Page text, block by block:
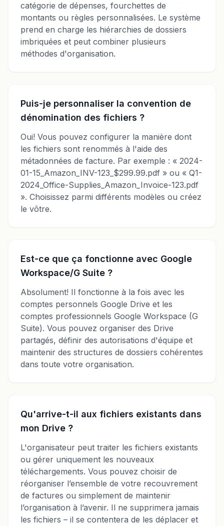
catégorie de dépenses, fourchettes de
montants ou règles personnalisées. Le système
prend en charge les hiérarchies de dossiers
imbriquées et peut combiner plusieurs
méthodes d'organisation.
Puis-je personnaliser la convention de
dénomination des fichiers ?
Oui! Vous pouvez configurer la manière dont
les fichiers sont renommés à l'aide des
métadonnées de facture. Par exemple : « 2024-
01-15_Amazon_INV-123_$299.99.pdf » ou « Q1-
2024_Office-Supplies_Amazon_Invoice-123.pdf
». Choisissez parmi différents modèles ou créez
le vôtre.
Est-ce que ça fonctionne avec Google
Workspace/G Suite ?
Absolument! Il fonctionne à la fois avec les
comptes personnels Google Drive et les
comptes professionnels Google Workspace (G
Suite). Vous pouvez organiser des Drive
partagés, définir des autorisations d'équipe et
maintenir des structures de dossiers cohérentes
dans toute votre organisation.
Qu'arrive-t-il aux fichiers existants dans
mon Drive ?
L'organisateur peut traiter les fichiers existants
ou gérer uniquement les nouveaux
téléchargements. Vous pouvez choisir de
réorganiser l’ensemble de votre recouvrement
de factures ou simplement de maintenir
l’organisation à l’avenir. Il ne supprimera jamais
les fichiers – il se contentera de les déplacer et